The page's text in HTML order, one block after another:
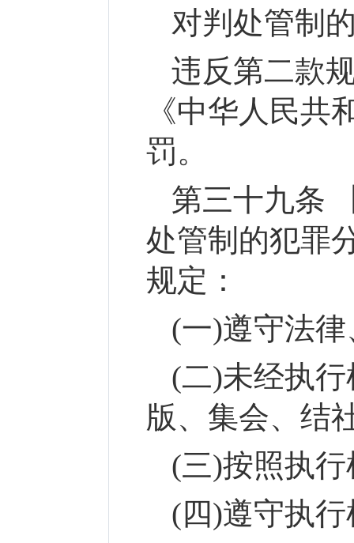
对判处管制
违反第二款
《中华人民共
罚。
第三十九条
处管制的犯罪
规定：
(一)遵守法
(二)未经执
版、集会、结
(三)按照执
(四)遵守执